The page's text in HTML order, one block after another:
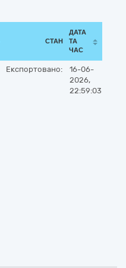
СТАН
ДАТА
ТА
ЧАС
Експортовано:
16-06-
2026,
22:59:03